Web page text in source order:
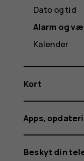
Dato og tid
Alarm og
Kalender
Kort
Apps,
Beskyt din